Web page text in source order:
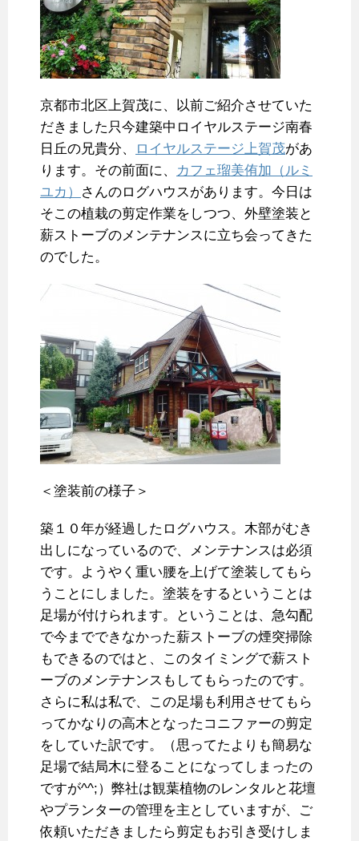
京都市北区上賀茂に、以前ご紹介させていた
だきました只今建築中ロイヤルステージ南春
日丘の兄貴分、
ロイヤルステージ上賀茂があ
ります。その前面に、
カフェ瑠美侑加（ルミ
ユカ）
さんのログハウスがあります。今日は
そこの植栽の剪定作業をしつつ、外壁塗装と
薪ストーブのメンテナンスに立ち会ってきた
のでした。
＜塗装前の様子＞
築１０年が経過したログハウス。木部がむき
出しになっているので、メンテナンスは必須
です。ようやく重い腰を上げて塗装してもら
うことにしました。塗装をするということは
足場が付けられます。ということは、急勾配
で今までできなかった薪ストーブの煙突掃除
もできるのではと、このタイミングで薪スト
ーブのメンテナンスもしてもらったのです。
さらに私は私で、この足場も利用させてもら
ってかなりの高木となったコニファーの剪定
をしていた訳です。（思ってたよりも簡易な
足場で結局木に登ることになってしまったの
ですが^^;）弊社は観葉植物のレンタルと花壇
やプランターの管理を主としていますが、ご
依頼いただきましたら剪定もお引き受けしま